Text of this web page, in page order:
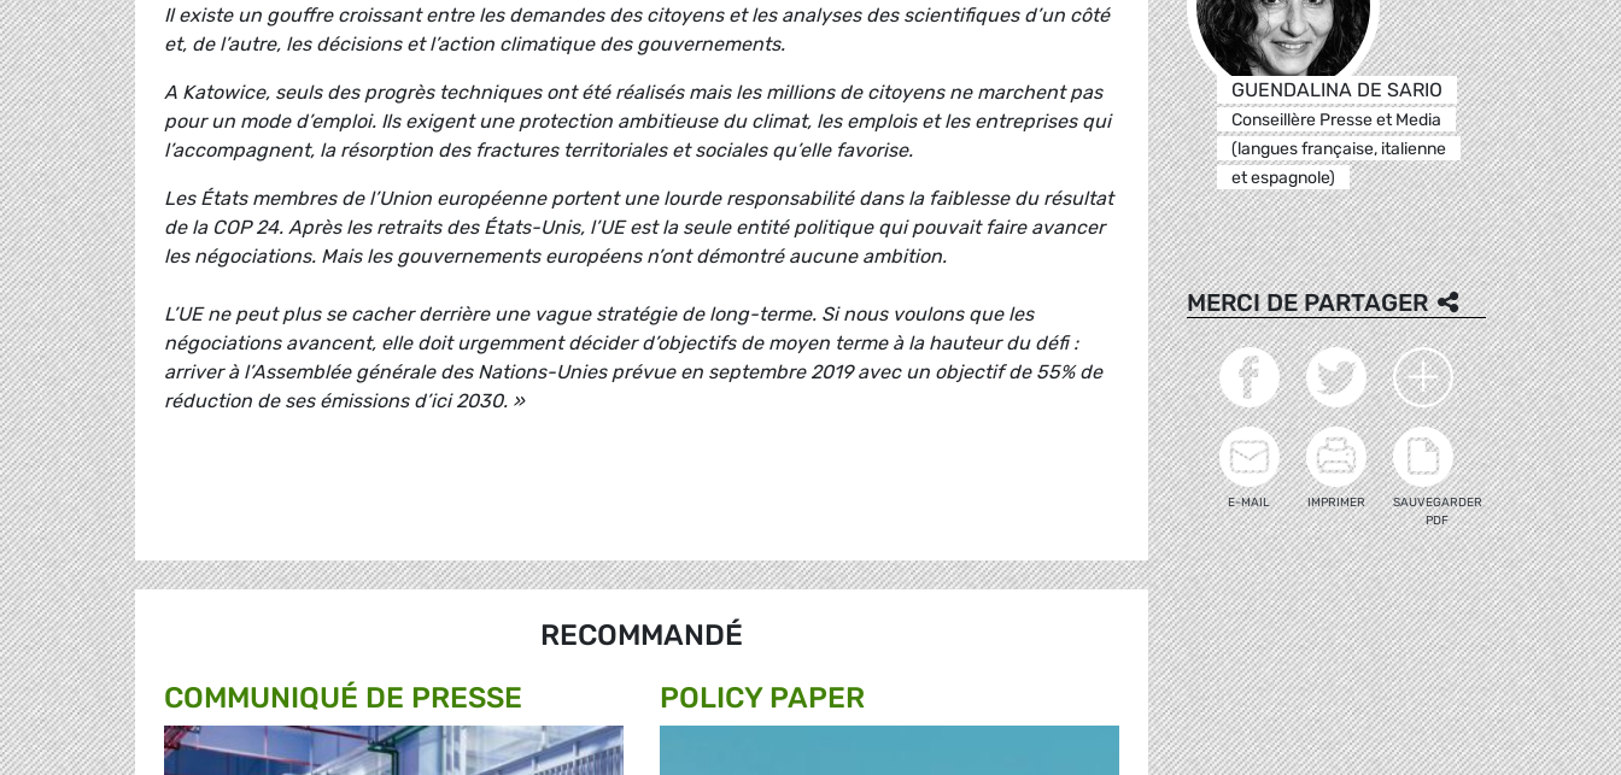
Il existe un gouffre croissant entre les demandes des citoyens et les analyses des scientifiques d’un côté
et, de l’autre, les décisions et l’action climatique des gouvernements.
A Katowice, seuls des progrès techniques ont été réalisés mais les millions de citoyens ne marchent pas
pour un mode d’emploi. Ils exigent une protection ambitieuse du climat, les emplois et les entreprises qui
l’accompagnent, la résorption des fractures territoriales et sociales qu’elle favorise.
Les États membres de l’Union européenne portent une lourde responsabilité dans la faiblesse du résultat
de la COP 24. Après les retraits des États-Unis, l’UE est la seule entité politique qui pouvait faire avancer
les négociations. Mais les gouvernements européens n’ont démontré aucune ambition.
L’UE ne peut plus se cacher derrière une vague stratégie de long-terme. Si nous voulons que les
négociations avancent, elle doit urgemment décider d’objectifs de moyen terme à la hauteur du défi :
arriver à l’Assemblée générale des Nations-Unies prévue en septembre 2019 avec un objectif de 55% de
réduction de ses émissions d’ici 2030. »
RECOMMANDÉ
COMMUNIQUÉ DE PRESSE
POLICY PAPER
GUENDALINA DE SARIO
Conseillère Presse et Media
(langues française, italienne
et espagnole)
MERCI DE PARTAGER
E-MAIL IMPRIMER
SAUVEGARDER
PDF